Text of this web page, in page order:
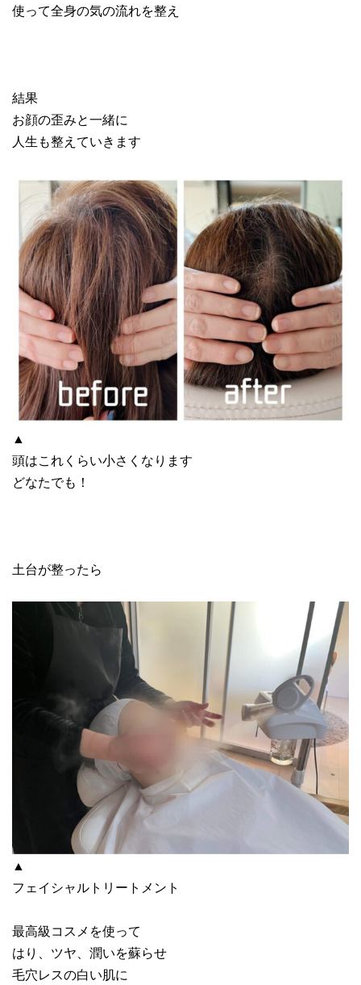
使って全身の気の流れを整え
結果
お顔の歪みと一緒に
人生も整えていきます
▲
頭はこれくらい小さくなります
どなたでも！
土台が整ったら
▲
フェイシャルトリートメント
最高級コスメを使って
はり、ツヤ、潤いを蘇らせ
毛穴レスの白い肌に